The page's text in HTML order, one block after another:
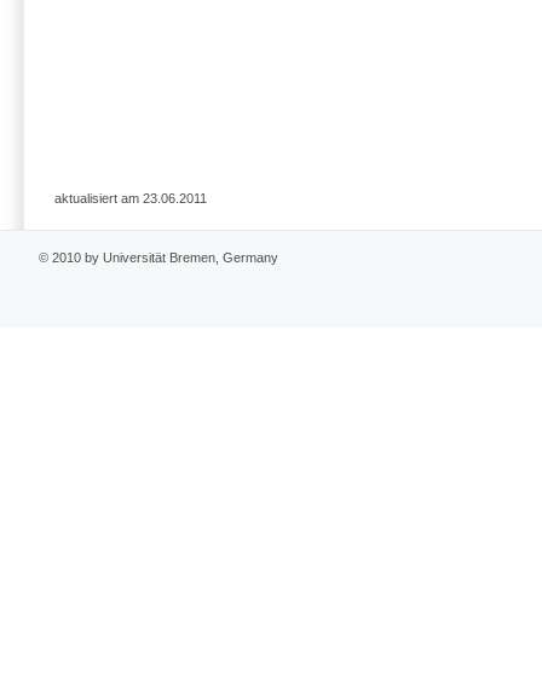
aktualisiert am 23.06.2011
© 2010 by Universität Bremen, Germany